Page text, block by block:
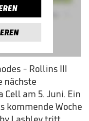
- Rollins III
nächste
am 5. Juni. Ein
kommende Woche